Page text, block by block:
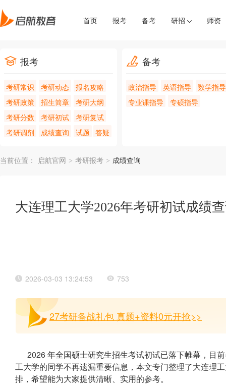
首页 报考 备考 研招 师资
报考
考研常识 考研动态
报名攻略
考研政策
招生简章
考研大纲
考研分数
考研初试
考研复试
考研调剂
成绩查询 试题 答疑
备考
政治指导 英语指导
数学指导
专业课指导
专硕指导
当前位置： 启航官网 > 考研报考 > 成绩查询
大连理工大学2026年考研初试成绩
2026-03-03 13:24:53 753
27考研备战礼包 真题+资料0元开抢>>
2026 年全国硕士研究生招生考试初试已落下帷幕，目
工大学的同学不再遗漏重要信息，本文专门整理了大连理
排，希望能为大家提供清晰、实用的参考。